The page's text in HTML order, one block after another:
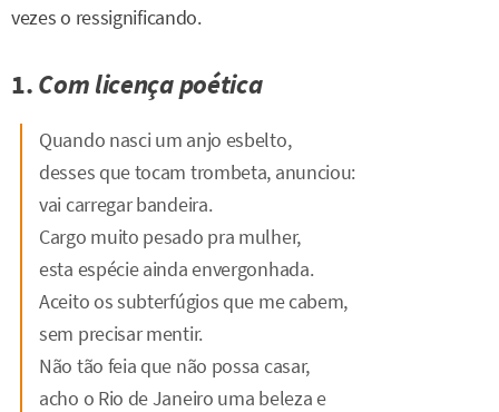
vezes o ressignificando.
1.Com licença poética
Quando nasci um anjo esbelto,
desses que tocam trombeta, anunciou:
vai carregar bandeira.
Cargo muito pesado pra mulher,
esta espécie ainda envergonhada.
Aceito os subterfúgios que me cabem,
sem precisar mentir.
Não tão feia que não possa casar,
acho o Rio de Janeiro uma beleza e